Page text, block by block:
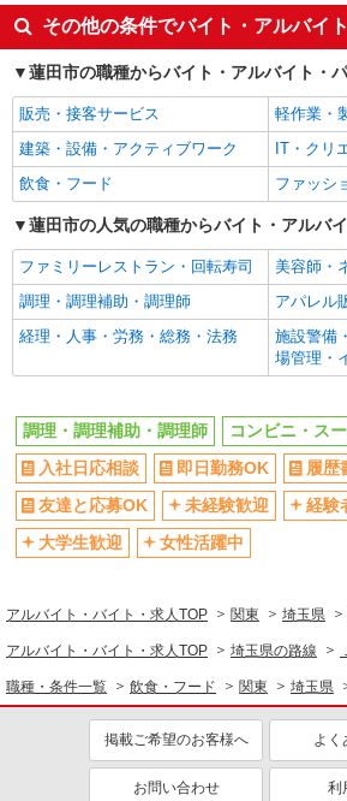
キープ
アルバイト パート
ピザハット MEGAドン・キホーテ蓮田店
未経験OK！ピザハット
（インストア）
時給1,160円以上 平日
祝日 時給1,160円以上 高
埼玉県蓮田市東4-5-13
キープ
アルバイト パート
ジョイフーズ 蓮田藤ノ木店
［1］9-17時 時給
1141円 ［3］22-翌5時
時給1141円 日祝＋50円
埼玉県蓮田市藤ノ木4-
キープ
ジョイフーズ 蓮田藤ノ木店
食品スーパーでの青果
1141円 ［3］22-翌5時
時給1141円 日祝＋50円
埼玉県蓮田市藤ノ木4-
キープ
同じ特徴から蓮田駅の求人を探す
入社日応相談
即日勤務
履歴書不要
友達と応
未経験歓迎
経験者・
大学生歓迎
女性活躍
主婦・主夫歓迎
フリータ
学歴不問
ブランク
ミドル（40代～）活躍中
エルダー
週2～3日勤務OK
短時間勤
時間や曜日が選べる・シフト自由
扶養内勤
残業ほぼなし
副業・W
社割・特典あり
制服貸与
研修制度あり
同じ職種から求人を探す
飲食・フード
未経験歓迎
大学生歓
ミドル（40代～）活躍中
週2～3日
その他の条件でバイト・アルバイ
蓮田市の職種からバイト・アルバイト・
販売・接客サービス
軽作業・
建築・設備・アクティブワーク
IT・クリ
飲食・フード
ファッシ
蓮田市の人気の職種からバイト・アルバ
ファミリーレストラン・回転寿司
美容師・
調理・調理補助・調理師
アパレル
経理・人事・労務・総務・法務
施設警備
場管理・
調理・調理補助・調理師
コンビニ・ス
入社日応相談
即日勤務OK
履歴
友達と応募OK
未経験歓迎
経験
大学生歓迎
女性活躍中
アルバイト・バイト・求人TOP 関東 埼玉県
アルバイト・バイト・求人TOP 埼玉県の路線
職種・条件一覧 飲食・フード 関東 埼玉県
掲載ご希望のお客様へ よく
お問い合わせ 利